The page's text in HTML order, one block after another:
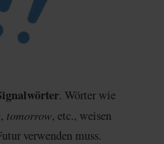
. Wörter wie
, tomorrow, etc., weisen
verwenden muss.